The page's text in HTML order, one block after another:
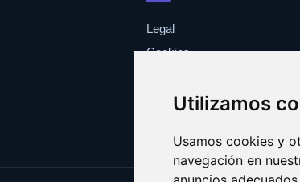
Utilizamos
Usamos cookies y
navegación en
Legal
Cookies